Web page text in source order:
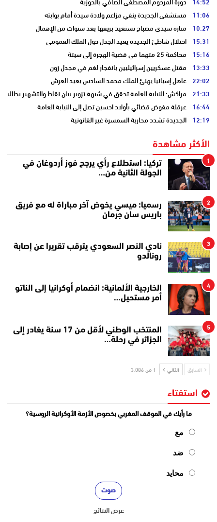
11:06 مستشفى الجديدة ينفي مزاعم ولادة سيدة أمام بوابته
10:27 منارة سيدي مصباح تستعيد بريقها بعد سنوات من الإهمال
15:31 احتلال شاطئ الجديدة يعيد الجدل حول الملك العمومي
15:16 محاكمة 25 متهما في قضية الهجرة إلى سبتة
13:33 مقتل عسكريين إسرائيليين بانفجار لغم في مجدل زون
22:02 عاهل إسبانيا يهنئ الملك محمد السادس بعيد العرش
21:33 مراكش: النيابة العامة تحقق في شبهة تزوير بيان نقاط والتشهير بطالب
16:44 عرقلة مفوض قضائي بأولاد احسين تصل إلى النيابة العامة
12:19 الجديدة تشدد محاربة السمسرة غير القانونية
الأكثر مشاهدة
1
تركيا: استطلاع رأي يرجح فوز أردوغان في
الجولة الثانية من…
2
رسميا: ميسي يخوض آخر مباراة له مع فريق
باريس سان جرمان
3
نادي النصر السعودي يترقب تقريرا عن إصابة
رونالدو
4
الخارجية الألمانية: انضمام أوكرانيا إلى الناتو
أمر مستحيل…
5
المنتخب الوطني لأقل من 17 سنة يغادر إلى
الجزائر في رحلة…
السابق التالي 1 من 3٬086
استفتاء
ما رأيك في الموقف المغربي بخصوص الأزمة الأوكرانية الروسية؟
مع
ضد
محايد
عرض النتائج